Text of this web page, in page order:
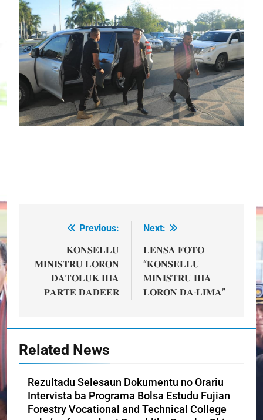
navigation
Previous:
𝐊𝐎𝐍𝐒𝐄𝐋𝐋𝐔
𝐌𝐈𝐍𝐈𝐒𝐓𝐑𝐔 𝐋𝐎𝐑𝐎𝐍
𝐃𝐀𝐓𝐎𝐋𝐔𝐊 𝐈𝐇𝐀
𝐏𝐀𝐑𝐓𝐄 𝐃𝐀𝐃𝐄𝐄𝐑
Next:
𝐋𝐄𝐍𝐒𝐀 𝐅𝐎𝐓𝐎
“𝐊𝐎𝐍𝐒𝐄𝐋𝐋𝐔
𝐌𝐈𝐍𝐈𝐒𝐓𝐑𝐔 𝐈𝐇𝐀
𝐋𝐎𝐑𝐎𝐍 𝐃𝐀-𝐋𝐈𝐌𝐀”
Related News
Rezultadu Selesaun Dokumentu no Orariu
Intervista ba Programa Bolsa Estudu Fujian
Forestry Vocational and Technical College